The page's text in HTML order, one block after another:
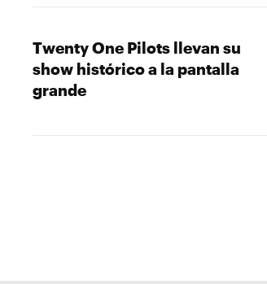
Twenty One Pilots llevan su
show histórico a la pantalla
grande